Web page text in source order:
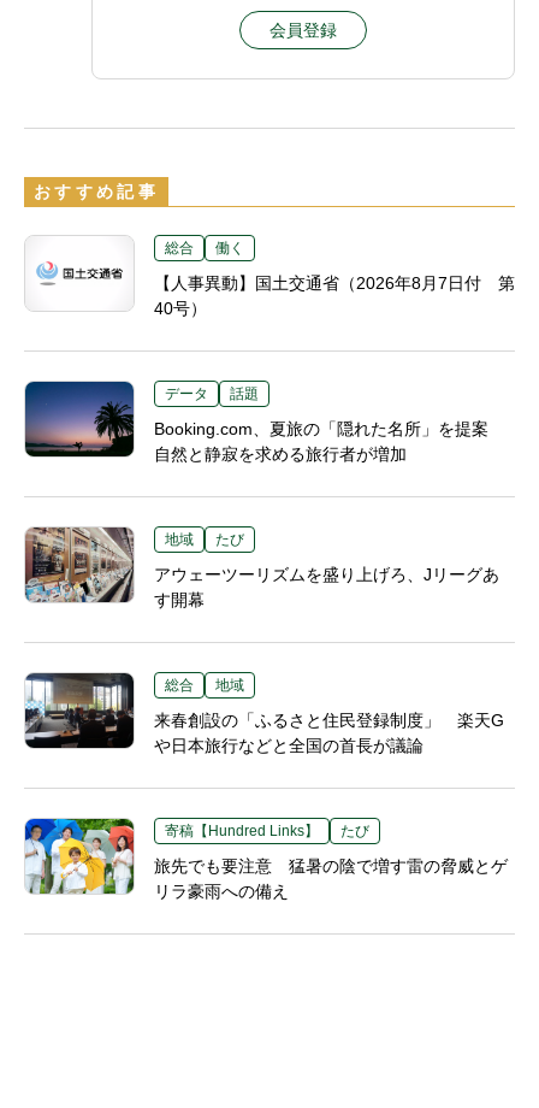
会員登録
おすすめ記事
総合 働く
【人事異動】国土交通省（2026年8月7日付 第
40号）
データ 話題
Booking.com、夏旅の「隠れた名所」を提案
自然と静寂を求める旅行者が増加
地域 たび
アウェーツーリズムを盛り上げろ、Jリーグあ
す開幕
総合 地域
来春創設の「ふるさと住民登録制度」 楽天G
や日本旅行などと全国の首長が議論
寄稿【Hundred Links】 たび
旅先でも要注意 猛暑の陰で増す雷の脅威とゲ
リラ豪雨への備え